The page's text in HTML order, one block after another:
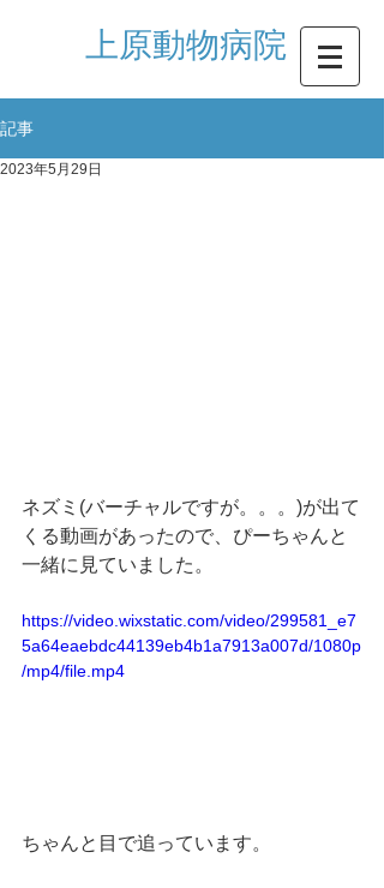
​上原動物病院
記事
2023年5月29日
ネズミ(バーチャルですが。。。)が出て
くる動画があったので、ぴーちゃんと
一緒に見ていました。
https://video.wixstatic.com/video/299581_e7
5a64eaebdc44139eb4b1a7913a007d/1080p
/mp4/file.mp4
ちゃんと目で追っています。